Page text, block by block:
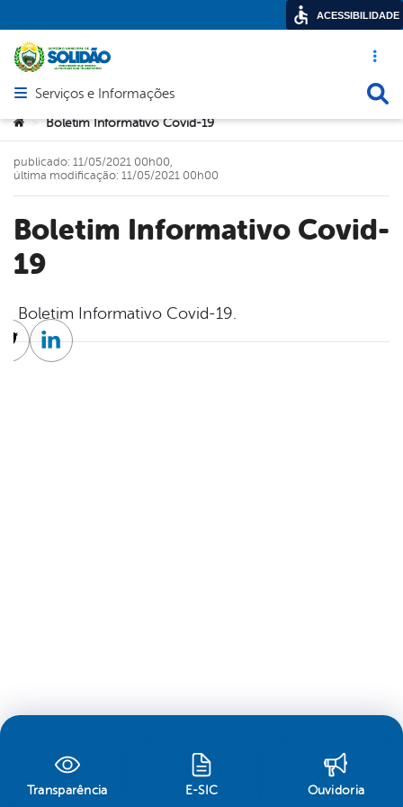
Acesso
Abrir menu principal de navegação
Serviços e Informações
Você está aqui:
> Boletim Informativo Covid-19
Boletim Informativo Covid-
19
publicado: 11/05/2021 00h00,
última modificação: 11/05/2021 00h00
Boletim Informativo Covid-19.
TwitterLinkedin
Transparência E-SIC Ouvidoria
ACESSIBILIDADE